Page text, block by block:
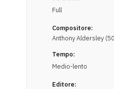
Full
Compositore:
AnthonyAldersley (
Tempo:
Medio-lento
Editore: